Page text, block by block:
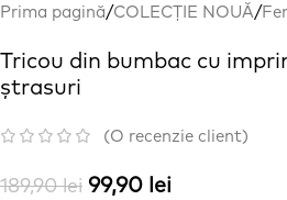
Prima pagină/COLECȚIE NOUĂ/
Tricou din bumbac cu
ștrasuri
(O recenzie client)
189,90lei 99,90 lei